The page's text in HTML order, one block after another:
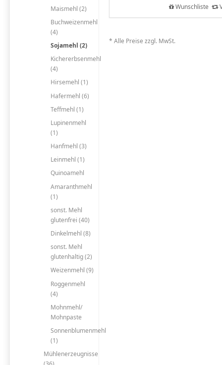
Maismehl (2)
Buchweizenmehl
(4)
Sojamehl (2)
Kichererbsenmehl
(4)
Hirsemehl (1)
Hafermehl (6)
Teffmehl (1)
Lupinenmehl
(1)
Hanfmehl (3)
Leinmehl (1)
Quinoamehl
Amaranthmehl
(1)
sonst. Mehl
glutenfrei (40)
Dinkelmehl (8)
sonst. Mehl
glutenhaltig (2)
Weizenmehl (9)
Roggenmehl
(4)
Mohnmehl/
Mohnpaste
Sonnenblumenmehl
(1)
Mühlenerzeugnisse
Wunschliste
* Alle Preise zzgl. MwSt.